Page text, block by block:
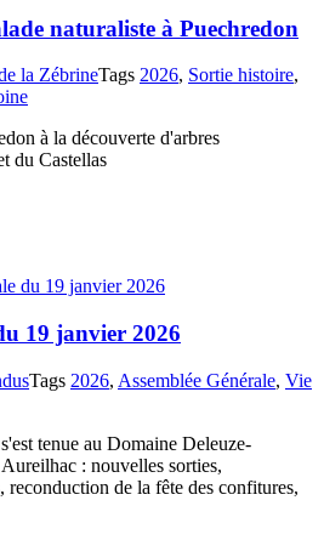
naturaliste à Puechredon
la ZébrineTags 2026, Sortie histoire,
à la découverte d'arbres
du Castellas
19 janvier 2026
Tags 2026, Assemblée Générale, Vie
tenue au Domaine Deleuze-
: nouvelles sorties,
reconduction de la fête des confitures,